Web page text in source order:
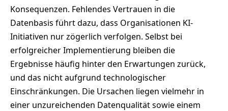
Konsequenzen. Fehlendes Vertrauen in die
Datenbasis führt dazu, dass Organisationen KI-
Initiativen nur zögerlich verfolgen. Selbst bei
erfolgreicher Implementierung bleiben die
Ergebnisse häufig hinter den Erwartungen zurück,
und das nicht aufgrund technologischer
Einschränkungen. Die Ursachen liegen vielmehr in
einer unzureichenden Datenqualität sowie einem